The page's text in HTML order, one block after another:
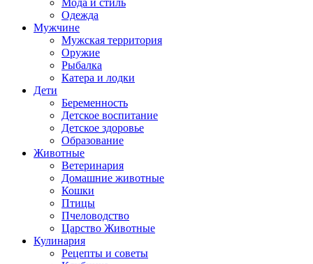
Мода и стиль
Одежда
Мужчине
Мужская территория
Оружие
Рыбалка
Катера и лодки
Дети
Беременность
Детское воспитание
Детское здоровье
Образование
Животные
Ветеринария
Домашние животные
Кошки
Птицы
Пчеловодство
Царство Животные
Кулинария
Рецепты и советы